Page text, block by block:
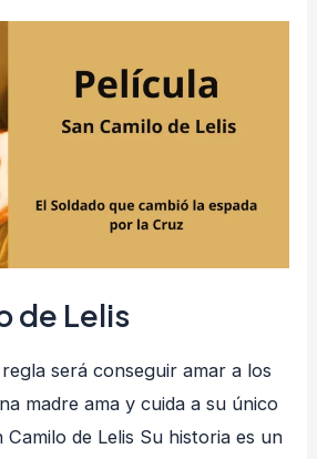
de Lelis
será conseguir amar a los
madre ama y cuida a su único
Camilo de Lelis Su historia es un